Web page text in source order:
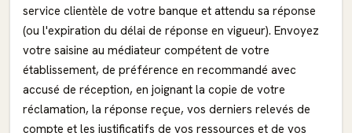
service clientèle de votre banque et attendu sa réponse
(ou l'expiration du délai de réponse en vigueur). Envoyez
votre saisine au médiateur compétent de votre
établissement, de préférence en recommandé avec
accusé de réception, en joignant la copie de votre
réclamation, la réponse reçue, vos derniers relevés de
compte et les justificatifs de vos ressources et de vos